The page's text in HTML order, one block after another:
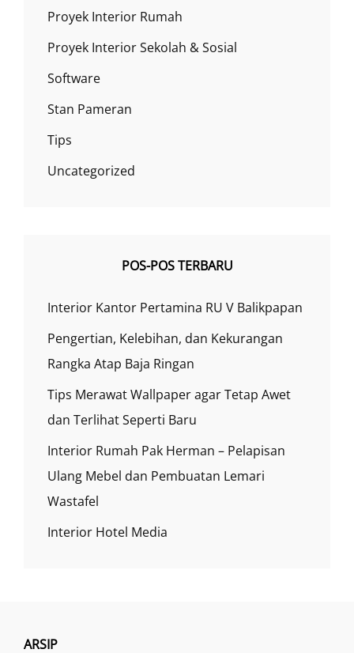
Proyek Interior Rumah
Proyek Interior Sekolah & Sosial
Software
Stan Pameran
Tips
Uncategorized
POS-POS TERBARU
Interior Kantor Pertamina RU V Balikpapan
Pengertian, Kelebihan, dan Kekurangan
Rangka Atap Baja Ringan
Tips Merawat Wallpaper agar Tetap Awet
dan Terlihat Seperti Baru
Interior Rumah Pak Herman – Pelapisan
Ulang Mebel dan Pembuatan Lemari
Wastafel
Interior Hotel Media
ARSIP